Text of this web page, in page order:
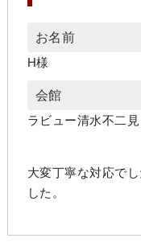
お名前
H様
会館
ラビュー清水不二見
大変丁寧な対応で
した。